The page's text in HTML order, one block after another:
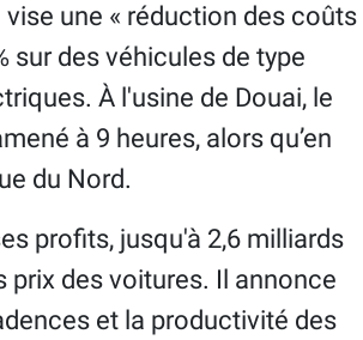
une « réduction des coûts
sur des véhicules de type
À l'usine de Douai, le
à 9 heures, alors qu’en
du Nord.
profits, jusqu'à 2,6 milliards
prix des voitures. Il annonce
et la productivité des